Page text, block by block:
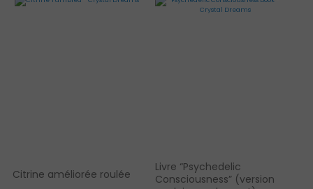
Citrine améliorée roulée
Livre “Psychedelic
Consciousness” (version